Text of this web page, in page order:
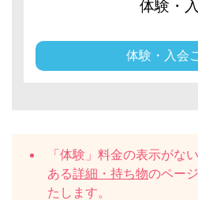
体験・
体験・入会
「体験」料金の表示がな
ある詳細・持ち物のペー
たします。